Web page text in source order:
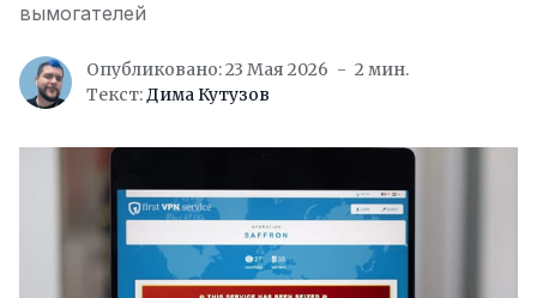
вымогателей
Опубликовано: 23 Мая 2026
2 мин.
Текст:Дима Кутузов